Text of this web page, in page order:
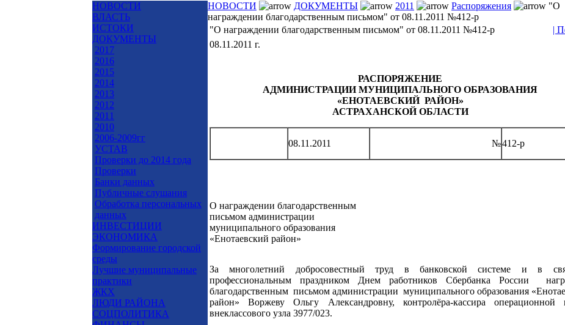
НОВОСТИ
ВЛАСТЬ
ИСТОКИ
ДОКУМЕНТЫ
2017
2016
2015
2014
2013
2012
2011
2010
2006-2009гг
УСТАВ
Проверки до 2014 года
Проверки
Банки данных
Публичные слушания
Обработка персональных
данных
ИНВЕСТИЦИИ
ЭКОНОМИКА
Формирование городской
среды
Лучшие муниципальные
практики
ЖКХ
ЛЮДИ РАЙОНА
СОЦПОЛИТИКА
НОВОСТИ ДОКУМЕНТЫ 2011 Распоряжения
"О
награждении благодарственным письмом" от 08.11.2011 №412-р
"О награждении благодарственным письмом" от 08.11.2011 №412-р
|
08.11.2011 г.
РАСПОРЯЖЕНИЕ
АДМИНИСТРАЦИИМУНИЦИПАЛЬНОГО ОБРАЗОВАНИЯ
«ЕНОТАЕВСКИЙ РАЙОН»
АСТРАХАНСКОЙ ОБЛАСТИ
08.11.2011 №412-р
О награждении благодарственным
письмом администрации
муниципального образования
«Енотаевский район»
За многолетний добросовестный труд в банковской системе и в
профессиональным праздником Днем работников Сбербанка России
благодарственным письмом администрации муниципального образования
район» Воржеву Ольгу Александровну, контролёра-кассира операционной
внеклассового узла 3977/023.